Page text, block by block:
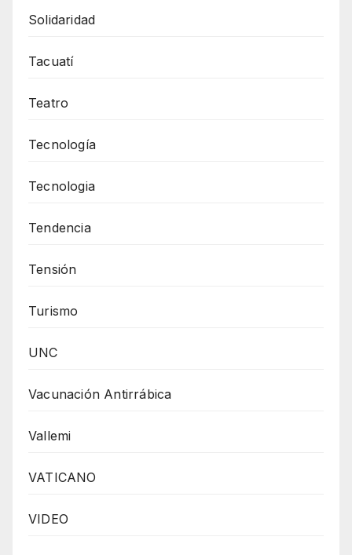
Solidaridad
Tacuatí
Teatro
Tecnología
Tecnologia
Tendencia
Tensión
Turismo
UNC
Vacunación Antirrábica
Vallemi
VATICANO
VIDEO